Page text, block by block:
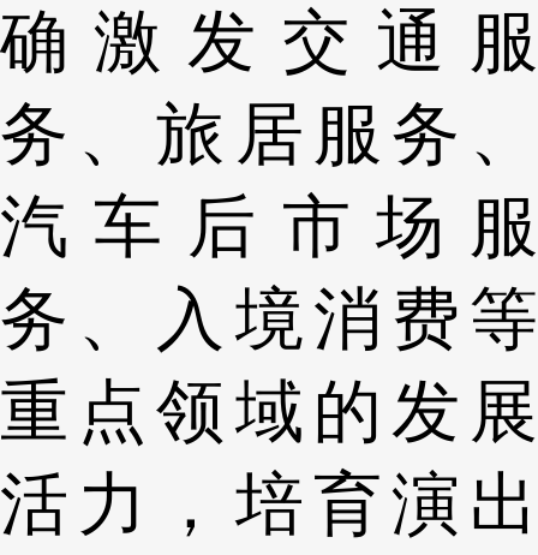
确激发交通服
务、旅居服务、
汽车后市场服
务、入境消费等
重点领域的发展
活力，培育演出